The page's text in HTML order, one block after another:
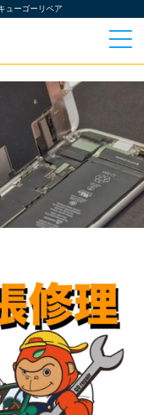
ューゴーリペア